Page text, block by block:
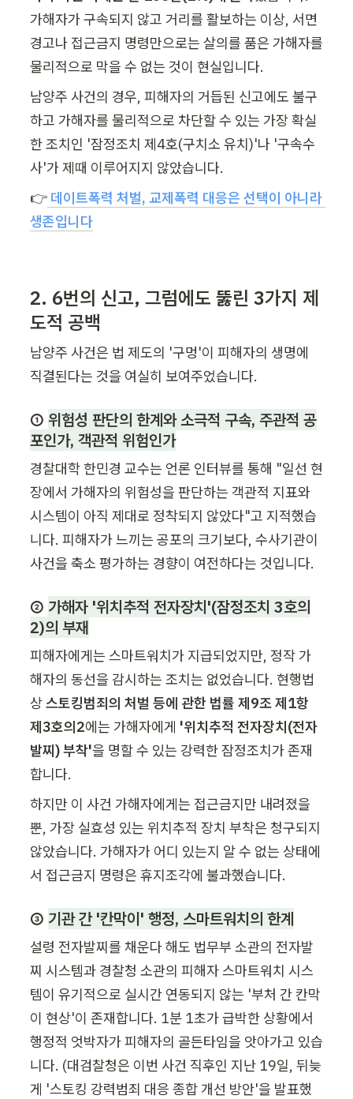
가해자가 구속되지 않고 거리를 활보하는 이상, 서면
경고나 접근금지 명령만으로는 살의를 품은 가해자를
물리적으로 막을 수 없는 것이 현실입니다.
남양주 사건의 경우, 피해자의 거듭된 신고에도 불구
하고 가해자를 물리적으로 차단할 수 있는 가장 확실
한 조치인 '잠정조치 제4호(구치소 유치)'나 '구속수
사'가 제때 이루어지지 않았습니다.
👉 데이트폭력 처벌, 교제폭력 대응은 선택이 아니라
생존입니다
2. 6번의 신고, 그럼에도 뚫린 3가지 제
도적 공백
남양주 사건은 법 제도의 '구멍'이 피해자의 생명에
직결된다는 것을 여실히 보여주었습니다.
① 위험성 판단의 한계와 소극적 구속, 주관적 공
포인가, 객관적 위험인가
경찰대학 한민경 교수는 언론 인터뷰를 통해 "일선 현
장에서 가해자의 위험성을 판단하는 객관적 지표와
시스템이 아직 제대로 정착되지 않았다"고 지적했습
니다. 피해자가 느끼는 공포의 크기보다, 수사기관이
사건을 축소 평가하는 경향이 여전하다는 것입니다.
② 가해자 '위치추적 전자장치'(잠정조치 3호의
2)의 부재
피해자에게는 스마트워치가 지급되었지만, 정작 가
해자의 동선을 감시하는 조치는 없었습니다. 현행법
상 스토킹범죄의 처벌 등에 관한 법률 제9조 제1항
제3호의2에는 가해자에게 '위치추적 전자장치(전자
발찌) 부착'을 명할 수 있는 강력한 잠정조치가 존재
합니다.
하지만 이 사건 가해자에게는 접근금지만 내려졌을
뿐, 가장 실효성 있는 위치추적 장치 부착은 청구되지
않았습니다. 가해자가 어디 있는지 알 수 없는 상태에
서 접근금지 명령은 휴지조각에 불과했습니다.
③ 기관 간 '칸막이' 행정, 스마트워치의 한계
설령 전자발찌를 채운다 해도 법무부 소관의 전자발
찌 시스템과 경찰청 소관의 피해자 스마트워치 시스
템이 유기적으로 실시간 연동되지 않는 '부처 간 칸막
이 현상'이 존재합니다. 1분 1초가 급박한 상황에서
행정적 엇박자가 피해자의 골든타임을 앗아가고 있습
니다. (대검찰청은 이번 사건 직후인 지난 19일, 뒤늦
게 '스토킹 강력범죄 대응 종합 개선 방안'을 발표했